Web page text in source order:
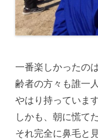
一番楽しかったの
齢者の方々も誰一
やはり持っています
しかも、朝に慌て
それ完全に鼻毛と